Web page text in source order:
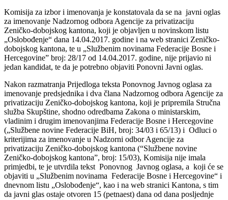
Komisija za izbor i imenovanja je konstatovala da se na javni oglas
za imenovanje Nadzornog odbora Agencije za privatizaciju
Zeničko-dobojskog kantona, koji je objavljen u novinskom listu
„Oslobođenje“ dana 14.04.2017. godine i na web stranici Zeničko-
dobojskog kantona, te u „Službenim novinama Federacije Bosne i
Hercegovine” broj: 28/17 od 14.04.2017. godine, nije prijavio ni
jedan kandidat, te da je potrebno objaviti Ponovni Javni oglas.
Nakon razmatranja Prijedloga teksta Ponovnog Javnog oglasa za
imenovanje predsjednika i dva člana Nadzornog odbora Agencije za
privatizaciju Zeničko-dobojskog kantona, koji je pripremila Stručna
služba Skupštine, shodno odredbama Zakona o ministarskim,
vladinim i drugim imenovanjima Federacije Bosne i Hercegovine
(„Službene novine Federacije BiH, broj: 34/03 i 65/13) i Odluci o
kriterijima za imenovanje u Nadzorni odbor Agencije za
privatizaciju Zeničko-dobojskog kantona (“Službene novine
Zeničko-dobojskog kantona”, broj: 15/03), Komisija nije imala
primjedbi, te je utvrdila tekst Ponovnog Javnog oglasa, a koji će se
objaviti u „Službenim novinama Federacije Bosne i Hercegovine“ i
dnevnom listu „Oslobođenje“, kao i na web stranici Kantona, s tim
da javni glas ostaje otvoren 15 (petnaest) dana od dana posljednje